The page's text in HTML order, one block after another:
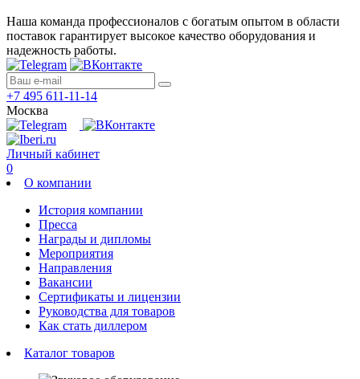
Наша команда профессионалов с богатым опытом в области
поставок гарантирует высокое качество оборудования и
надежность работы.
+7 495 611-11-14
Москва
Личный кабинет
0
О компании
История компании
Пресса
Награды и дипломы
Мероприятия
Направления
Вакансии
Сертификаты и лицензии
Руководства для товаров
Как стать диллером
Каталог товаров